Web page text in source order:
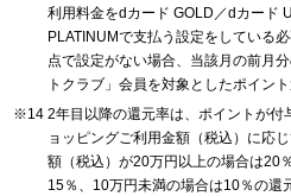
利用料金をdカード GOLD／dカード
PLATINUMで支払う設定をしている
点で設定がない場合、当該月の前月
トクラブ」会員を対象としたポイン
2年目以降の還元率は、ポイントが
ョッピングご利用金額（税込）に応
額（税込）が20万円以上の場合は20
15％、10万円未満の場合は10％の還